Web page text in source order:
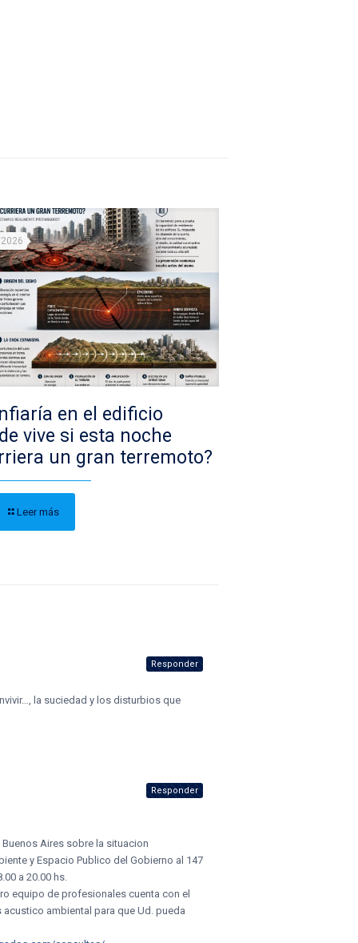
en el edificio
vive si esta noche
un gran terremoto?
Leer más
la suciedad y los disturbios que
Responder
Aires sobre la situacion
y Espacio Publico del Gobierno al 147
a 20.00 hs.
equipo de profesionales cuenta con el
ambiental para que Ud. pueda
Responder